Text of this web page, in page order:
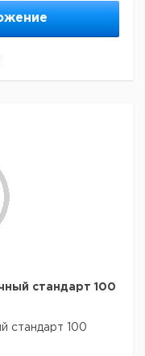
стандарт 100
стандарт 100